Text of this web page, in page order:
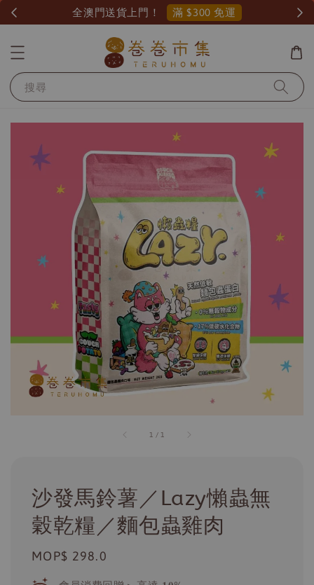
全澳門送貨上門！ 滿 $300 免運
搜尋
1 / 1
沙發馬鈴薯／Lazy懶蟲無
穀乾糧／麵包蟲雞肉
Regular
price
MOP$ 298.0